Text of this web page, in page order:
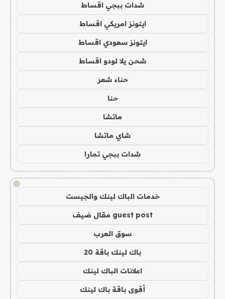
شدات ببجي اقساط
ايتونز امريكي اقساط
ايتونز سعودي اقساط
شحن يلا لودو اقساط
حناء شعر
حنا
ماتشا
شاي ماتشا
شدات ببجي تمارا
!
خدمات الباك لينك والجيست
guest post مقال ضيف
سوق العرب
باك لينك باقة 20
اعلانات الباك لينك
أقوى باقة باك لينك